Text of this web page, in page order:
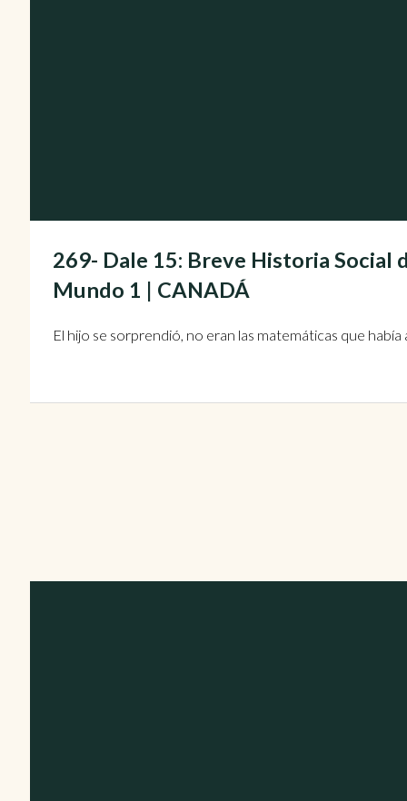
269- Dale 15: Breve Historia Social
Mundo 1 | CANADÁ
El hijo se sorprendió, no eran las matemáticas que